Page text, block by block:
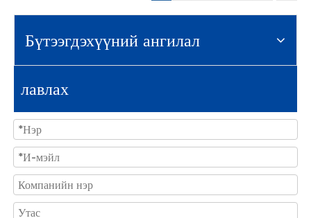
Бүтээгдэхүүний ангилал
лавлах